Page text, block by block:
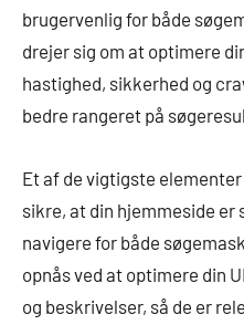
brugervenlig for både
drejer sig om at optimere
hastighed, sikkerhed og
bedre rangeret på
Et af de vigtigste
sikre, at din hjemmeside
navigere for både
opnås ved at optimere din
og beskrivelser, så de er